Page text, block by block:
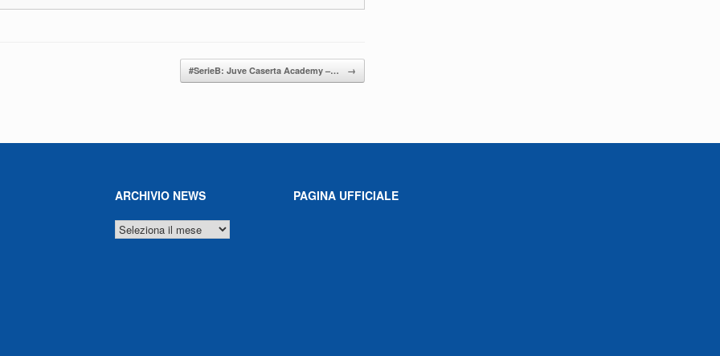
#SerieB: Juve Caserta Academy –… →
ARCHIVIO NEWS
ARCHIVIO
NEWS
PAGINA UFFICIALE